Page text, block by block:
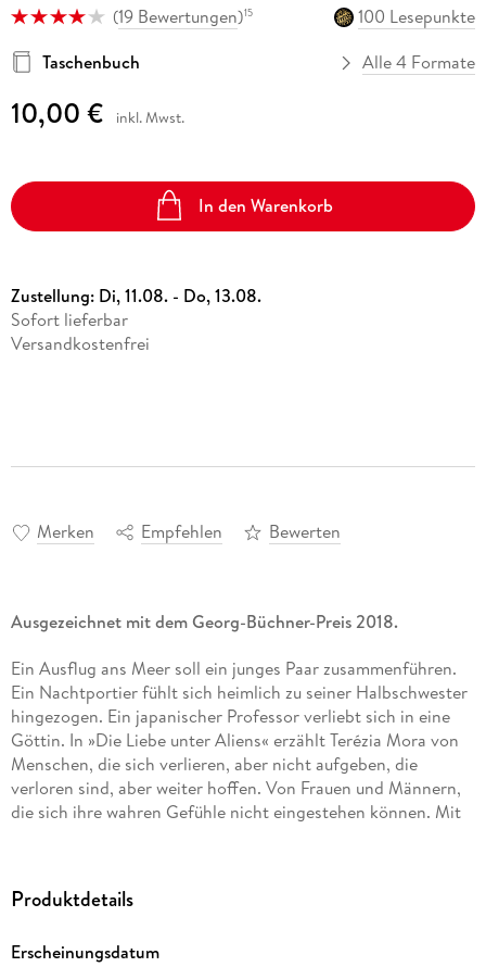
(19 Bewertungen)15
100 Lesepunkte
Taschenbuch
Alle 4 Formate
10,00 € inkl. Mwst.
In den Warenkorb
Zustellung: Di, 11.08. - Do, 13.08.
Sofort lieferbar
Versandkostenfrei
Merken Empfehlen Bewerten
Ausgezeichnet mit dem Georg-Büchner-Preis 2018.
Ein Ausflug ans Meer soll ein junges Paar zusammenführen.
Ein Nachtportier fühlt sich heimlich zu seiner Halbschwester
hingezogen. Ein japanischer Professor verliebt sich in eine
Göttin. In »Die Liebe unter Aliens« erzählt Terézia Mora von
Menschen, die sich verlieren, aber nicht aufgeben, die
verloren sind, aber weiter hoffen. Von Frauen und Männern,
die sich ihre wahren Gefühle nicht eingestehen können. Mit
Sehnsucht nach Freundschaft, Liebe und Glück.
Produktdetails
Erscheinungsdatum